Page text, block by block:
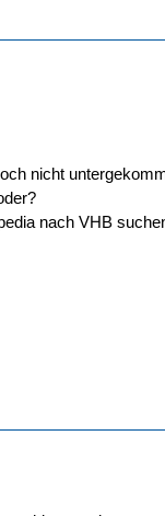
nicht
nach VHB